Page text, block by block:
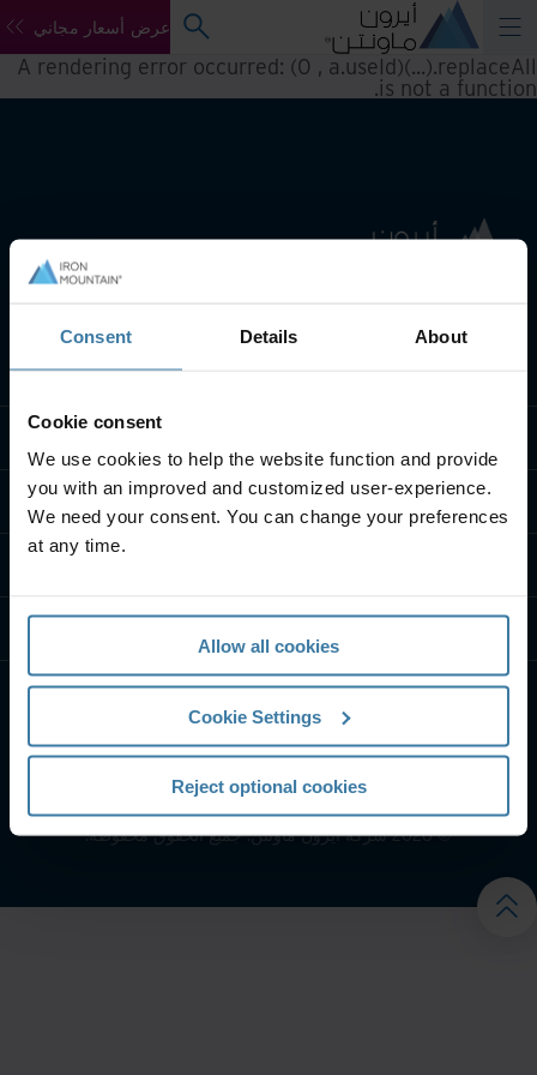
Consent Details About
Cookie consent
We use cookies to help the website function and provide
you with an improved and customized user-experience.
We need your consent. You can change your preferences
at any time.
Allow all cookies
Cookie Settings
Reject optional cookies
عرض أسعار مجاني
A rendering error occurred: (0 , a.useId)(...).replaceAll
is not a function
.
تعريف بالشركة
©
2026 شركة آيرون ماونتن. جميع الحقوق محفوظة.